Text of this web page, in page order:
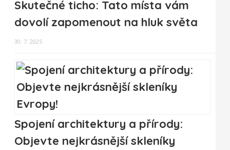
Skutečné ticho: Tato místa vám
dovolí zapomenout na hluk světa
30. 7. 2025
Spojení architektury a přírody:
Objevte nejkrásnější skleníky